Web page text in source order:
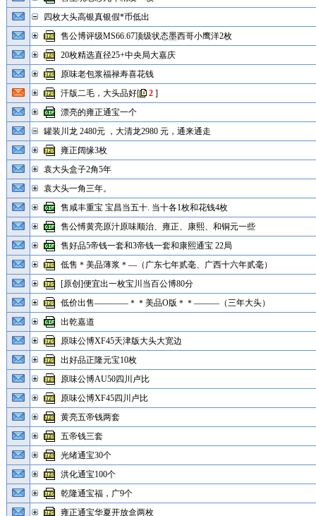
四枚大头高银真银假*币低出
售公博评级MS66.67顶级状态墨西哥小鹰洋2枚
20枚精选直径25+中央局大嘉庆
原味老包浆福禄寿喜花钱
汗版二毛，大头品好[ 2]
漂亮的雍正通宝一个
罐装川龙 2480元 ，大清龙2980 元，通来通走
雍正阔缘3枚
袁大头盒子2角5年
袁大头一角三年。
售咸丰重宝 宝昌当五十. 当十各1枚和花钱4枚
售公愽黄亮原汁原味顺治、雍正、康熙、和铜元一些
售好品5帝钱一套和3帝钱一套和康熙通宝 22局
低售＊美品薄浆＊—（广东七年贰毫、广西十六年贰毫）
[原创]便宜出一枚宝川当百公博80分
低价出售————＊＊美品O版＊＊———（三年大头）
出乾嘉道
原味公博XF45天津版大头大宽边
出好品正隆元宝10枚
原味公博AU50四川卢比
原味公博XF45四川卢比
黄亮五帝钱两套
五帝钱三套
光绪通宝30个
洪化通宝100个
乾隆通宝福，广9个
雍正通宝华夏开放盒两枚